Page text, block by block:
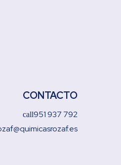
CONTACTO
call951 937 792